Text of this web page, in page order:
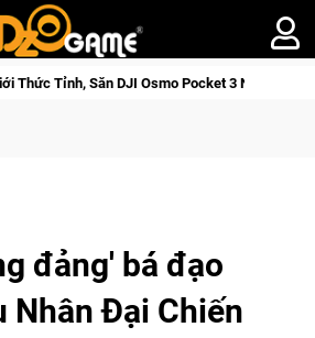
Osmo Pocket 3 Ngay Hôm Nay
đảng' bá đạo
Nhân Đại Chiến